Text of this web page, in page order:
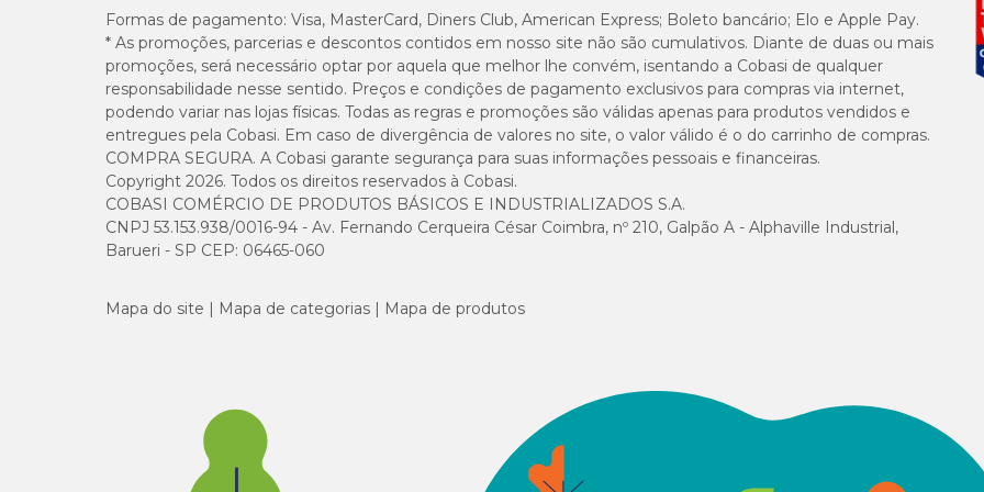
Feliway Classic Spray 60ml ;
Feliway Classic Refil 48ml;
Feliway Friends Difusor 48ml ;
Feliway Friends Refil 48ml
Feliway Classic: dicas de conservação
Para conservar melhor o Feliway Classic e evitar acidentes, o indicado pelo fabricante é: manter a embalagem em local protegido do
de animais de estimação e crianças.
Feliway Classic com o melhor preço é na Cobasi
Formas de pagamento: Visa, MasterCard, Diners Club, American Express; Boleto bancário; Elo e Apple Pay.
* As promoções, parcerias e descontos contidos em nosso site não são cumulativos. Diante de duas ou mais
promoções, será necessário optar por aquela que melhor lhe convém, isentando a Cobasi de qualquer
responsabilidade nesse sentido. Preços e condições de pagamento exclusivos para compras via internet,
podendo variar nas lojas físicas. Todas as regras e promoções são válidas apenas para produtos vendidos e
entregues pela Cobasi. Em caso de divergência de valores no site, o valor válido é o do carrinho de compras.
COMPRA SEGURA. A Cobasi garante segurança para suas informações pessoais e financeiras.
Copyright 2026. Todos os direitos reservados à Cobasi.
COBASI COMÉRCIO DE PRODUTOS BÁSICOS E INDUSTRIALIZADOS S.A.
CNPJ 53.153.938/0016-94 - Av. Fernando Cerqueira César Coimbra, nº 210, Galpão A - Alphaville Industrial,
Barueri - SP CEP: 06465-060
Mapa do site Mapa de categorias Mapa de produtos